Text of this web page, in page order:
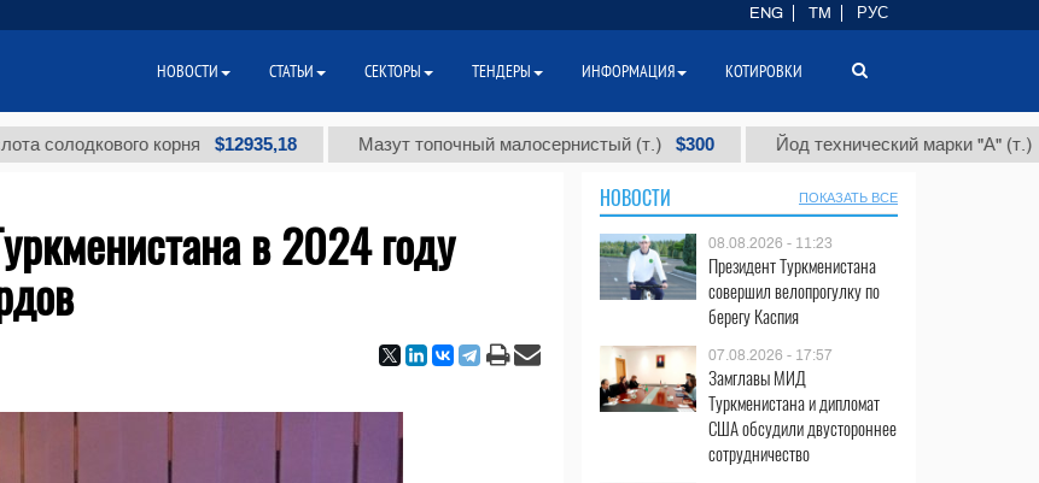
корня $12935,18 Мазут топочный малосернистый (т.) $300 Йод технический марки "А" (т.) $86
в 2024 году
НОВОСТИ ПОКАЗАТЬ ВСЕ
08.08.2026 - 11:23
Президент Туркменистана
совершил велопрогулку по
берегу Каспия
07.08.2026 - 17:57
Замглавы МИД
Туркменистана и дипломат
США обсудили двустороннее
сотрудничество
ENG TM РУС
НОВОСТИ СТАТЬИ СЕКТОРЫ ТЕНДЕРЫ ИНФОРМАЦИЯ КОТИРОВКИ